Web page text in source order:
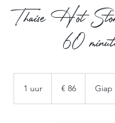
Thaise Hot
60
1 uur € 86 Giap